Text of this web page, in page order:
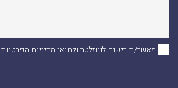
מאשר/ת רישום לניוזלטר ולתנאי מדיניות הפרטיות